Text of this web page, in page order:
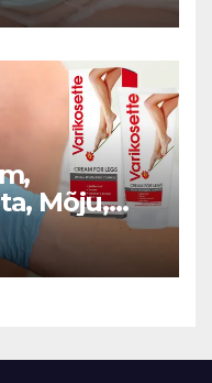
Mõju,